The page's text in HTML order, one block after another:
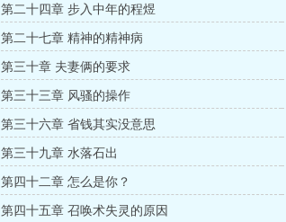
第二十四章 步入中年的程煜
第二十七章 精神的精神病
第三十章 夫妻俩的要求
第三十三章 风骚的操作
第三十六章 省钱其实没意思
第三十九章 水落石出
第四十二章 怎么是你？
第四十五章 召唤术失灵的原因